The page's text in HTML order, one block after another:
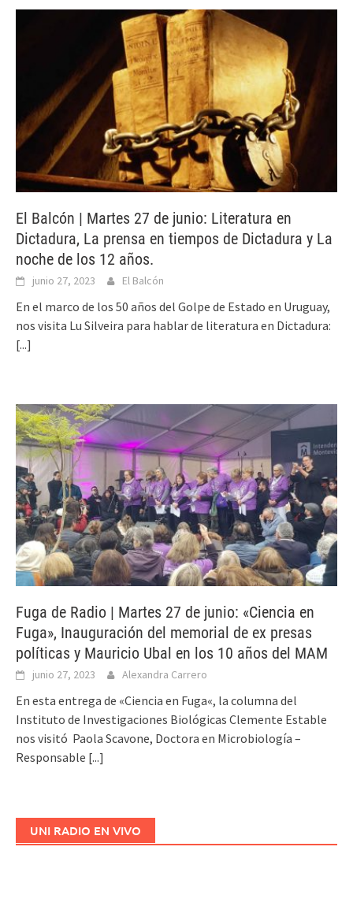
El Balcón | Martes 27 de junio: Literatura en
Dictadura, La prensa en tiempos de Dictadura y La
noche de los 12 años.
junio 27, 2023 El Balcón
En el marco de los 50 años del Golpe de Estado en Uruguay,
nos visita Lu Silveira para hablar de literatura en Dictadura:
[...]
Fuga de Radio | Martes 27 de junio: «Ciencia en
Fuga», Inauguración del memorial de ex presas
políticas y Mauricio Ubal en los 10 años del MAM
junio 27, 2023 Alexandra Carrero
En esta entrega de «Ciencia en Fuga«, la columna del
Instituto de Investigaciones Biológicas Clemente Estable
nos visitó Paola Scavone, Doctora en Microbiología –
Responsable [...]
UNI RADIO EN VIVO